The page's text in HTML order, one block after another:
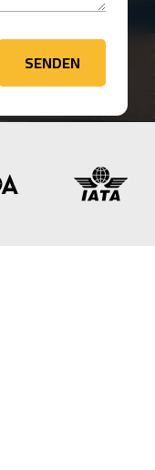
SENDEN
SENDEN